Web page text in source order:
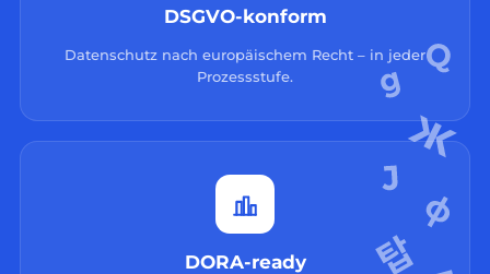
DSGVO-konform
Datenschutz nach europäischem Recht – in jeder
Prozessstufe.
DORA-ready